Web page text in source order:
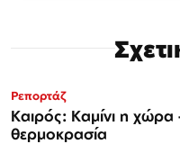
Ρεπορτάζ
Καιρός: Καμίνι η
θερμοκρασία